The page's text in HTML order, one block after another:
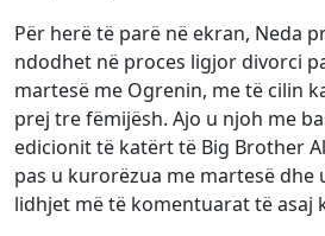
Për herë të parë në ekran, Neda
ndodhet në proces ligjor divorci
martesë me Ogrenin, me të cilin
prej tre fëmijësh. Ajo u njoh me
edicionit të katërt të Big Brother
pas u kurorëzua me martesë dhe
lidhjet më të komentuarat të asaj